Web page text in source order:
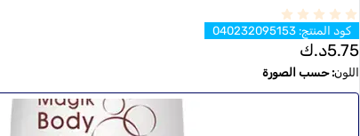
كود المنتج:
040232095153
5.75د.ك
اللون:حسب الصورة